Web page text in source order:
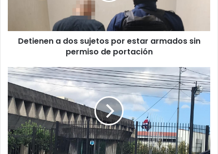
permiso
Detienen a dos sujetos por estar armados sin
permiso de portación
Diputados
presentarán
moción
para
abrir
Comisión
Investigadora
sobre